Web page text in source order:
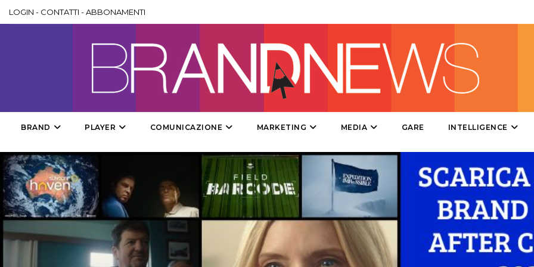
CINEMA
DIGITALE
EDITORIA
ESTERNA
RADIO / AUDIO
LOGIN - CONTATTI -ABBONAMENTI
BRAND PLAYER COMUNICAZIONE MARKETING MEDIA GARE INTELLIGENCE